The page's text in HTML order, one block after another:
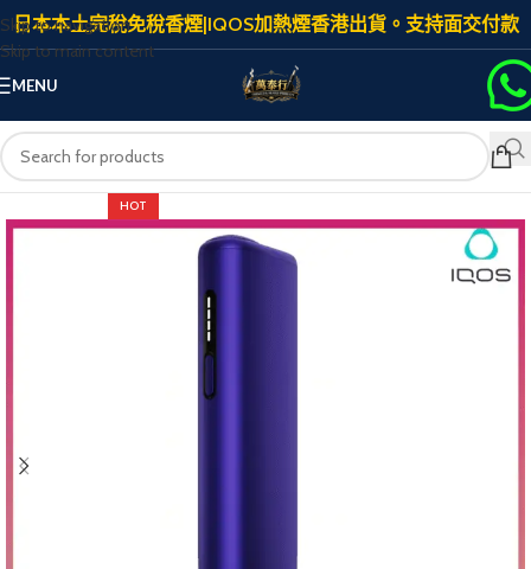
Skip to navigation
Skip to main content
日本本土完稅免稅香煙|IQOS加熱煙香港出貨。支持面交付款
MENU
HOT